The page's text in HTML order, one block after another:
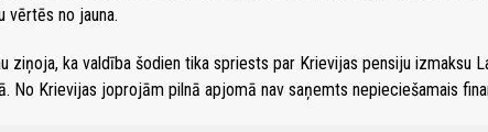
vērtēs no jauna.
ziņoja, ka valdība šodien tika spriests par Krievijas pensiju izmaksu
No Krievijas joprojām pilnā apjomā nav saņemts nepieciešamais